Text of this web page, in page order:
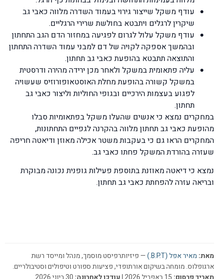
עודף משקל שייצור גירוי בעמוד השדרה מלווה כאבי גב
שיקרין לרגלים ויתבטא בחולשת שרירי הרגליים.
עודף משקל עלול לגרום לפגיעה במחזור הדם הגב התחתון
ובהמשך אספקה לקויה של דם למבני עמוד השדרה התחתון
והתוצאה תתבטא בהופעת כאבי גב תחתון.
עליה פתאומית במשקל ולאחר מכן ירידה מהירה ודרסטית
במשקל קשורה בהופעת מחלת האוסטאופורוזיס שעשויה
לפגוע בעצמות הירכיים ובגופי החוליות וליצור כאבי גב
תחתון.
במחקרים נמצא כי אנשים שהעלו משקל בפתאומיות סבלו
מהופעת כאבי גב תחתון מלווה בהקרנה לגפיים התחתונות,
המחקרים הראו גם כי בעקבות משטר אכילה מאוזן ודיאטה חריפה
שעזרה בהורדת המשקל פחתו כאבי גב.
נמצא כי דיאטה מאוזנת בתוספת פעילות גופנית נכונה מבוקרת
ובריאה עזרה להפחתת כאבי גב תחתון.
מאת: מאיר אפל (B.P.T.)
— פיזיותרפיסט מוסמך, מנהל ומייסד רשת
ארגופלוס. מומחה בשיקום אורתופדי, פציעות ספורט וטיפולים וסטיבולריים.